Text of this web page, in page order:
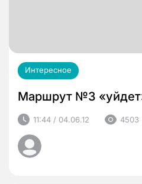
Интересное
Маршрут №3
11:44 / 04.06.12 4503